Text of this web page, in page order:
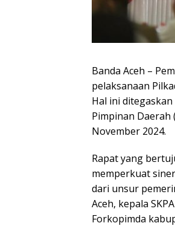
Banda Aceh –
pelaksanaan
Hal ini ditegaskan
Pimpinan Daerah
November 2024.
Rapat yang
memperkuat
dari unsur
Aceh, kepala
Forkopimda